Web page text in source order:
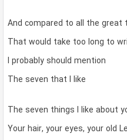
And compared to all the great
That would take too long to
I probably should mention
The seven that I like
The seven things I like about
Your hair, your eyes, your old